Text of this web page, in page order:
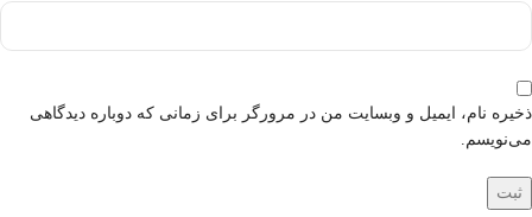
ذخیره نام، ایمیل و وبسایت من در مرورگر برای زمانی که دوباره دیدگاهی
می‌نویسم.